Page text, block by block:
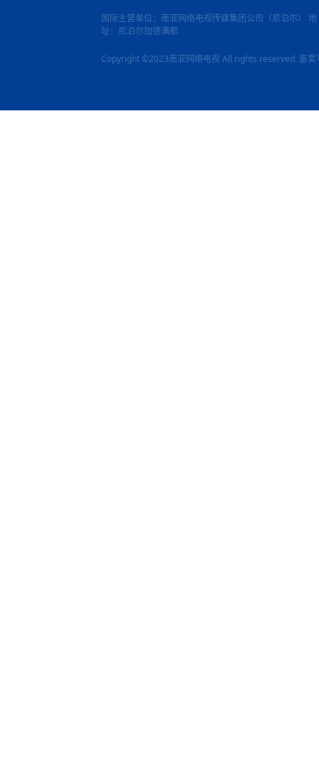
国际主营单位：南亚网络电视传媒集团公司（尼泊尔） 地
址：尼泊尔加德满都
Copyright ©2023南亚网络电视 All rights reserved. 备